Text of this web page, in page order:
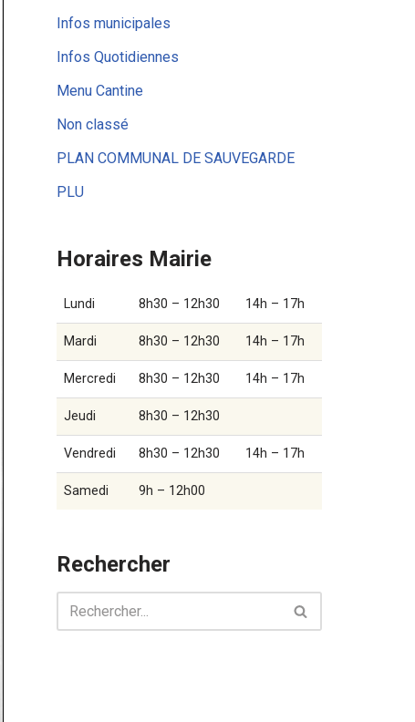
Infos municipales
Infos Quotidiennes
Menu Cantine
Non classé
PLAN COMMUNAL DE SAUVEGARDE
PLU
Horaires Mairie
Lundi 8h30 – 12h30 14h – 17h
Mardi 8h30 – 12h30 14h – 17h
Mercredi 8h30 – 12h30 14h – 17h
Jeudi 8h30 – 12h30
Vendredi 8h30 – 12h30 14h – 17h
Samedi 9h – 12h00
Rechercher